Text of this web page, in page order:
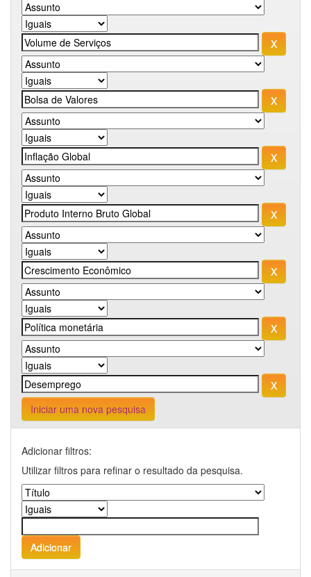
Iniciar uma nova pesquisa
Adicionar filtros:
Utilizar filtros para refinar o resultado da pesquisa.